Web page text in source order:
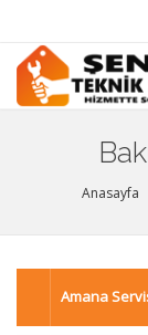
Anasayfa
Amana